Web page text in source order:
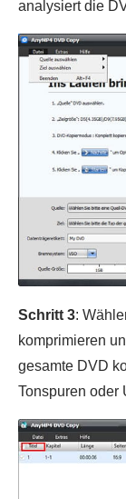
analysiert die
Schritt 3:
komprimieren
gesamte DVD
Tonspuren oder